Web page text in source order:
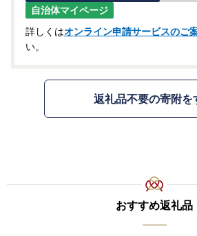
自治体マイページ
詳しくはオンライン申請サービスのご
い。
返礼品不要の寄附を
おすすめ返礼品